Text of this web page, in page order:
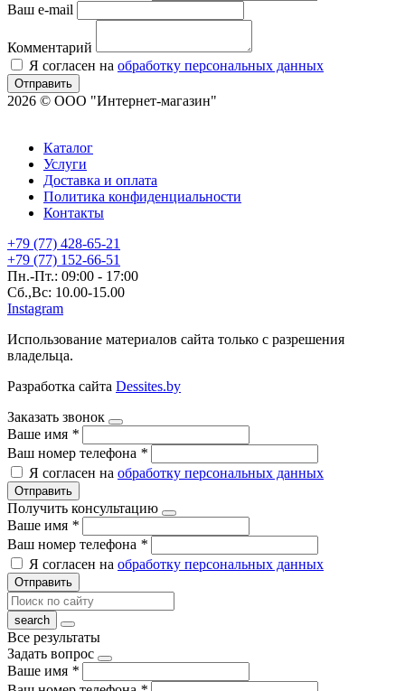
Ваш e-mail
Комментарий
Я согласен на обработку персональных данных
Отправить
2026 © ООО "Интернет-магазин"
Каталог
Услуги
Доставка и оплата
Политика конфиденциальности
Контакты
+79 (77) 428-65-21
+79 (77) 152-66-51
Пн.-Пт.: 09:00 - 17:00
Сб.,Вс: 10.00-15.00
Instagram
Использование материалов сайта только с разрешения
владельца.
Разработка сайта Dessites.by
Заказать звонок
Ваше имя *
Ваш номер телефона *
Я согласен на обработку персональных данных
Отправить
Получить консультацию
Ваше имя *
Ваш номер телефона *
Я согласен на обработку персональных данных
Отправить
Все результаты
Задать вопрос
Ваше имя *